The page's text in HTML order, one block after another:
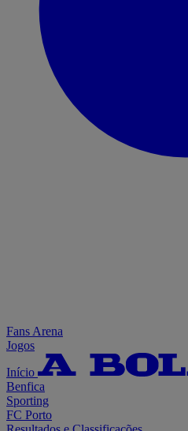
Fans Arena
Jogos
Início
Benfica
Sporting
FC Porto